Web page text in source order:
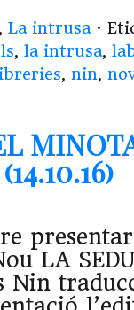
, La intrusa ·
, la intrusa,
, nin,
LA
Nin